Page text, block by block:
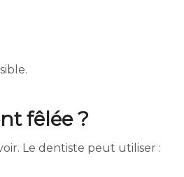
fêlée ?
Le dentiste peut utiliser :